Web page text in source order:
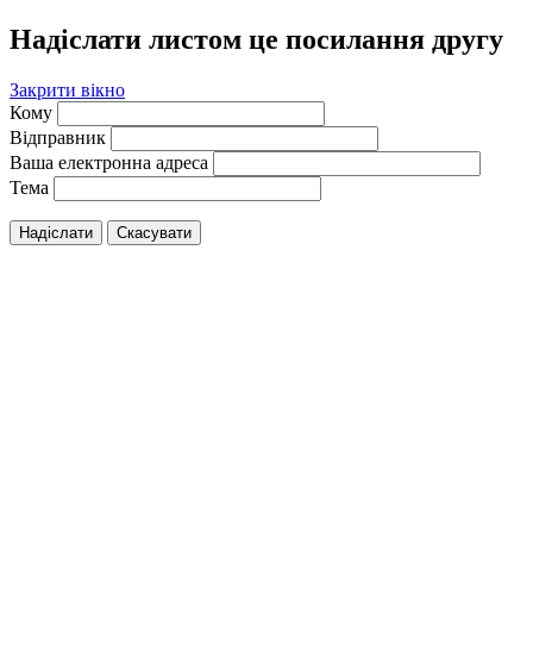
Надіслати листом це посилання другу
Закрити вікно
Кому
Відправник
Ваша електронна адреса
Тема
Надіслати Скасувати